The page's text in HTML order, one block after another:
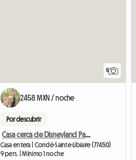
5
2458 MXN / noche
Por descubrir
Casa cerca de Disneyland París, Val D'Europe
Casa entera | Condé-Sainte-Libiaire (77450)
9 pers. | Mínimo 1 noche